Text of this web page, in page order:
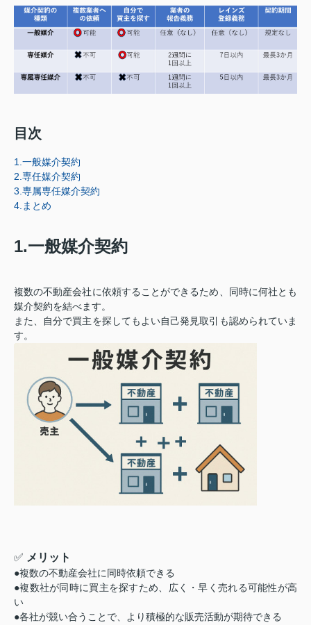
目次
1.一般媒介契約
2.専任媒介契約
3.専属専任媒介契約
4.まとめ
1.一般媒介契約
複数の不動産会社に依頼することができるため、同時に何社とも
媒介契約を結べます。
また、自分で買主を探してもよい自己発見取引も認められていま
す。
✅ メリット
●複数の不動産会社に同時依頼できる
●複数社が同時に買主を探すため、広く・早く売れる可能性が高
い
●各社が競い合うことで、より積極的な販売活動が期待できる